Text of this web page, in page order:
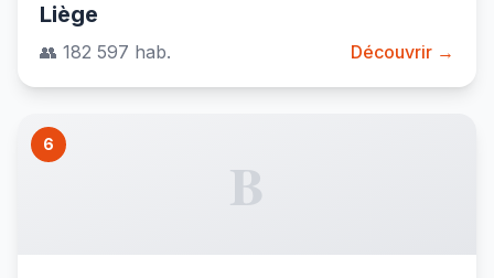
Liège
👥 182 597 hab. Découvrir →
6
B